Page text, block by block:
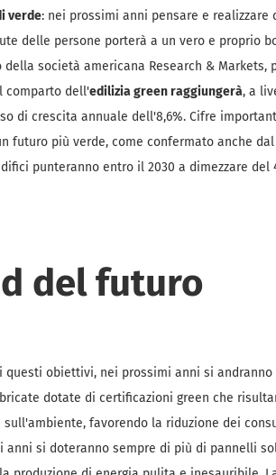
verde: nei prossimi anni pensare e
delle persone porterà a un vero e proprio
società americana Research & Markets,
comparto dell'edilizia green raggiungerà, a
di crescita annuale dell'8,6%. Cifre
futuro più verde, come confermato anche
punteranno entro il 2030 a dimezzare del
del futuro
questi obiettivi, nei prossimi anni si
dotate di certificazioni green che
favorendo la riduzione dei
si doteranno sempre di più di pannelli